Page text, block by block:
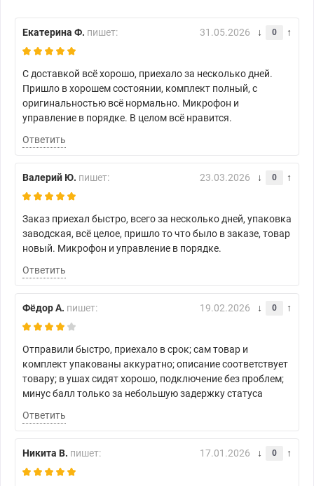
Екатерина Ф. пишет: 31.05.2026 0
С доставкой всё хорошо, приехало за несколько дней.
Пришло в хорошем состоянии, комплект полный, с
оригинальностью всё нормально. Микрофон и
управление в порядке. В целом всё нравится.
Ответить
Валерий Ю. пишет: 23.03.2026 0
Заказ приехал быстро, всего за несколько дней, упаковка
заводская, всё целое, пришло то что было в заказе, товар
новый. Микрофон и управление в порядке.
Ответить
Фёдор А. пишет: 19.02.2026 0
Отправили быстро, приехало в срок; сам товар и
комплект упакованы аккуратно; описание соответствует
товару; в ушах сидят хорошо, подключение без проблем;
минус балл только за небольшую задержку статуса
Ответить
Никита В. пишет: 17.01.2026 0